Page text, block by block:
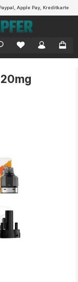
Apple Pay, Kreditkarte